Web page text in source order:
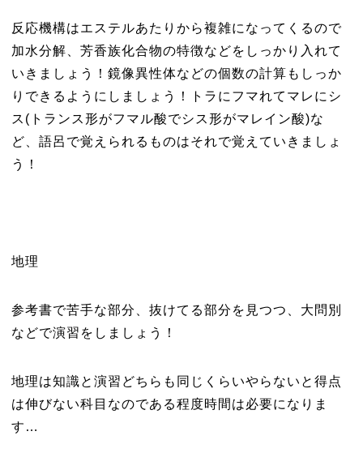
反応機構はエステルあたりから複雑になってくるので
加水分解、芳香族化合物の特徴などをしっかり入れて
いきましょう！鏡像異性体などの個数の計算もしっか
りできるようにしましょう！トラにフマれてマレにシ
ス(トランス形がフマル酸でシス形がマレイン酸)な
ど、語呂で覚えられるものはそれで覚えていきましょ
う！
地理
参考書で苦手な部分、抜けてる部分を見つつ、大問別
などで演習をしましょう！
地理は知識と演習どちらも同じくらいやらないと得点
は伸びない科目なのである程度時間は必要になりま
す…